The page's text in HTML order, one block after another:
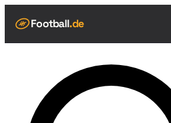
Football.de
Live Scores